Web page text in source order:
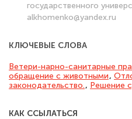
государственного
alkhomenko@yandex.ru
КЛЮЧЕВЫЕ СЛОВА
Ветери-нарно-санитарные
обращение с животными,
законодательство., Решение
КАК ССЫЛАТЬСЯ